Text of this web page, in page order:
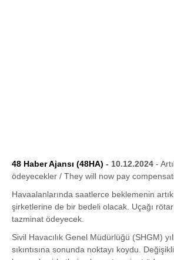
48 Haber Ajansı (48HA) - 10.12.2024 -
ödeyecekler / They will now pay
Havaalanlarında saatlerce beklemenin
şirketlerine de bir bedeli olacak. Uçağı
tazminat ödeyecek.
Sivil Havacılık Genel Müdürlüğü (SHGM)
sıkıntısına sonunda noktayı koydu.